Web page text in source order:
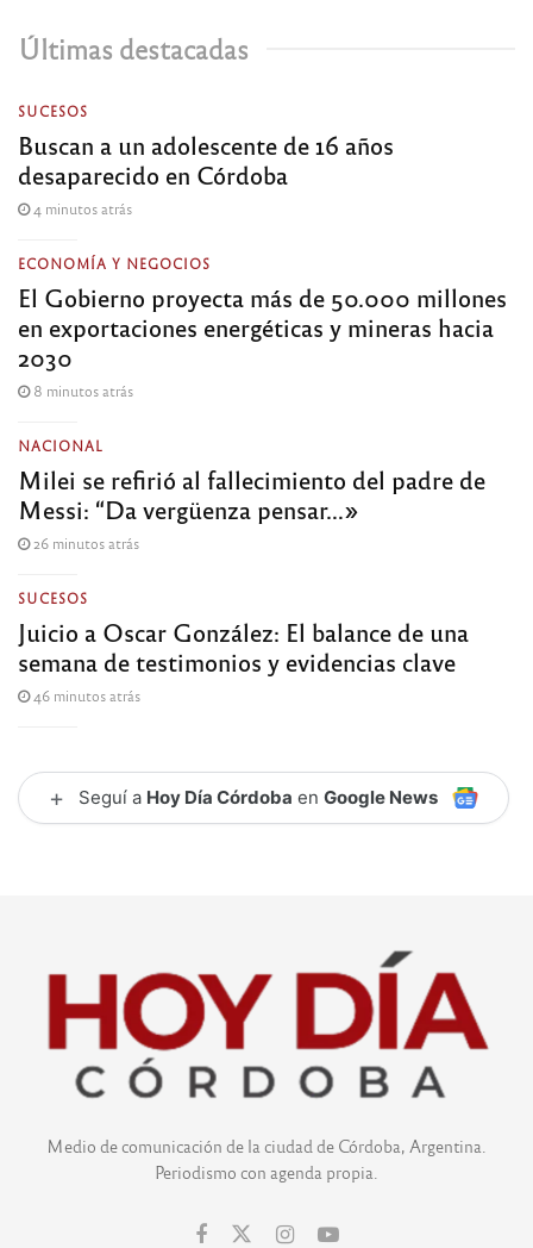
Últimas destacadas
SUCESOS
Buscan a un adolescente de 16 años
desaparecido en Córdoba
4 minutos atrás
ECONOMÍA Y NEGOCIOS
El Gobierno proyecta más de 50.000 millones
en exportaciones energéticas y mineras hacia
2030
8 minutos atrás
NACIONAL
Milei se refirió al fallecimiento del padre de
Messi: “Da vergüenza pensar…»
26 minutos atrás
SUCESOS
Juicio a Oscar González: El balance de una
semana de testimonios y evidencias clave
46 minutos atrás
+ Seguí a Hoy Día Córdoba en Google News
Medio de comunicación de la ciudad de Córdoba, Argentina.
Periodismo con agenda propia.